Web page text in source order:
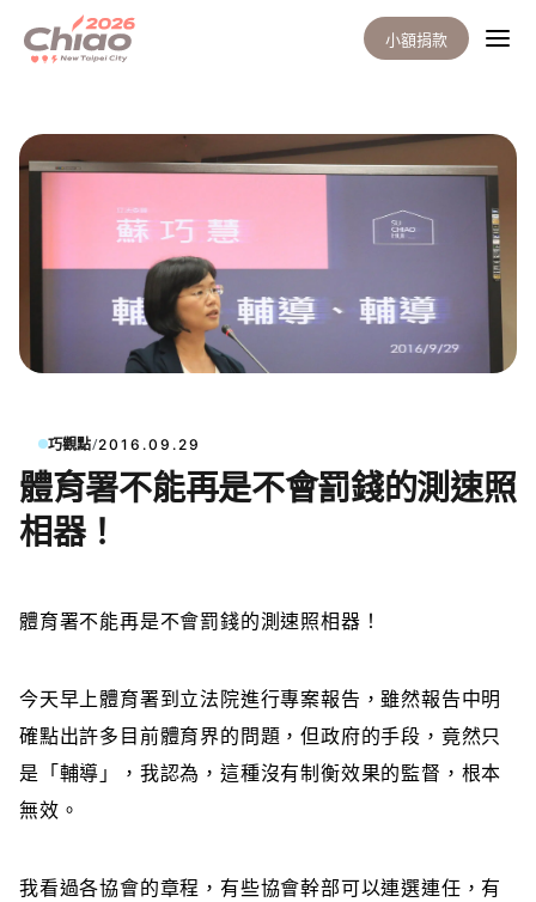
小額捐款
巧觀點/2016.09.29
體育署不能再是不會罰錢的測速照
相器！
體育署不能再是不會罰錢的測速照相器！
今天早上體育署到立法院進行專案報告，雖然報告中明
確點出許多目前體育界的問題，但政府的手段，竟然只
是「輔導」，我認為，這種沒有制衡效果的監督，根本
無效。
我看過各協會的章程，有些協會幹部可以連選連任，有